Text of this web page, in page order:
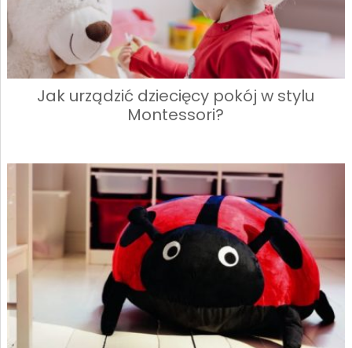
Jak urządzić dziecięcy pokój w stylu
Montessori?